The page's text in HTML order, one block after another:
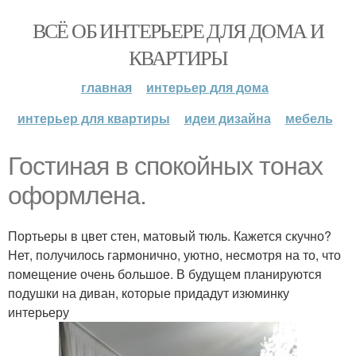
ВСЁ ОБ ИНТЕРЬЕРЕ ДЛЯ ДОМА И
КВАРТИРЫ
главная
интерьер для дома
интерьер для квартиры
идеи дизайна мебель
Гостиная в спокойных тонах
оформлена.
Портьеры в цвет стен, матовый тюль. Кажется скучно?
Нет, получилось гармонично, уютно, несмотря на то, что
помещение очень большое. В будущем планируются
подушки на диван, которые придадут изюминку
интерьеру